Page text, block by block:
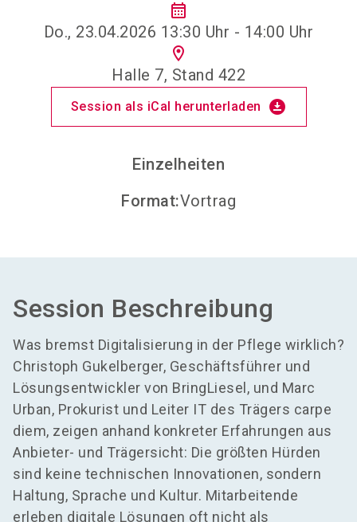
calendar_month
Do., 23.04.2026 13:30 Uhr - 14:00 Uhr
location_on
Halle 7, Stand 422
Session als iCal herunterladen download_for_offline
Einzelheiten
Format:Vortrag
Session Beschreibung
Was bremst Digitalisierung in der Pflege wirklich?
Christoph Gukelberger, Geschäftsführer und
Lösungsentwickler von BringLiesel, und Marc
Urban, Prokurist und Leiter IT des Trägers carpe
diem, zeigen anhand konkreter Erfahrungen aus
Anbieter- und Trägersicht: Die größten Hürden
sind keine technischen Innovationen, sondern
Haltung, Sprache und Kultur. Mitarbeitende
erleben digitale Lösungen oft nicht als